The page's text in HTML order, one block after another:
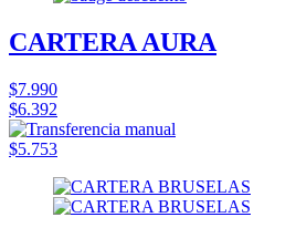
CARTERA AURA
$7.990
$6.392
$5.753